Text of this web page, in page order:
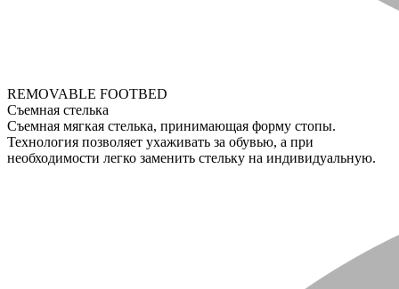
REMOVABLE FOOTBED
Съемная стелька
Съемная мягкая стелька, принимающая форму стопы.
Технология позволяет ухаживать за обувью, а при
необходимости легко заменить стельку на индивидуальную.